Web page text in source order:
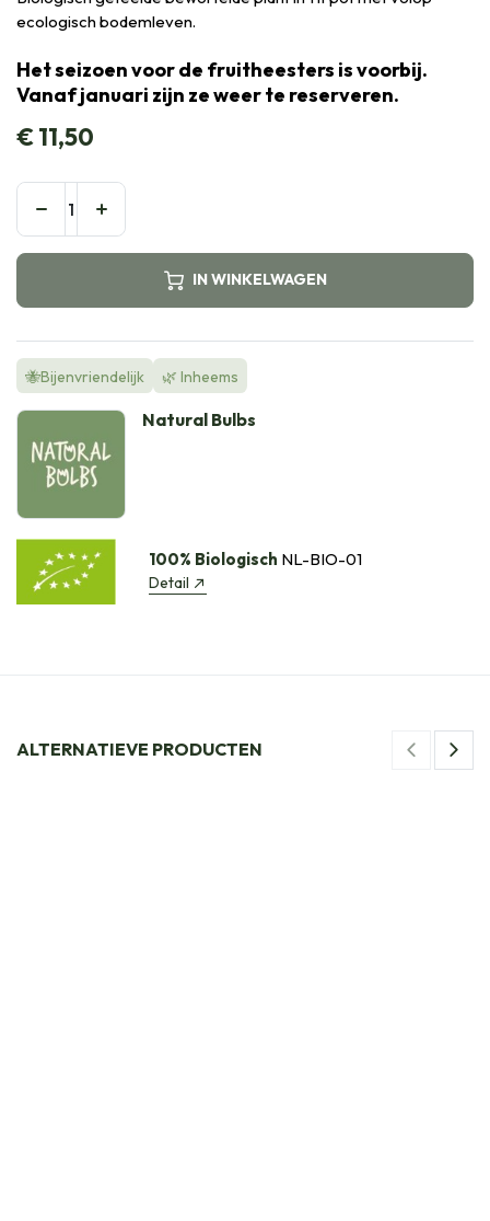
ecologisch bodemleven.
Het seizoen voor de fruitheesters is voorbij.
Vanaf januari zijn ze weer te reserveren.
€11,50
IN WINKELWAGEN
🐝Bijenvriendelijk 🌿 Inheems
Natural Bulbs
100% Biologisch NL-BIO-01
Detail
ALTERNATIEVE PRODUCTEN